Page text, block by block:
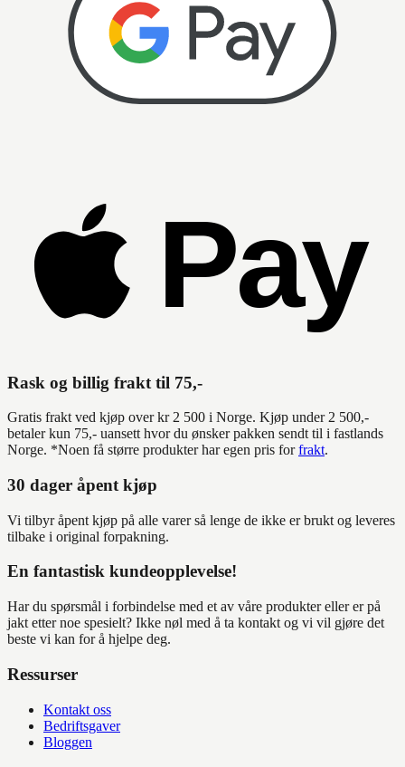
Rask og billig frakt til 75,-
Gratis frakt ved kjøp over kr 2 500 i Norge. Kjøp under 2 500,-
betaler kun 75,- uansett hvor du ønsker pakken sendt til i fastlands
Norge. *Noen få større produkter har egen pris for frakt.
30 dager åpent kjøp
Vi tilbyr åpent kjøp på alle varer så lenge de ikke er brukt og leveres
tilbake i original forpakning.
En fantastisk kundeopplevelse!
Har du spørsmål i forbindelse med et av våre produkter eller er på
jakt etter noe spesielt? Ikke nøl med å ta kontakt og vi vil gjøre det
beste vi kan for å hjelpe deg.
Ressurser
Kontakt oss
Bedriftsgaver
Bloggen